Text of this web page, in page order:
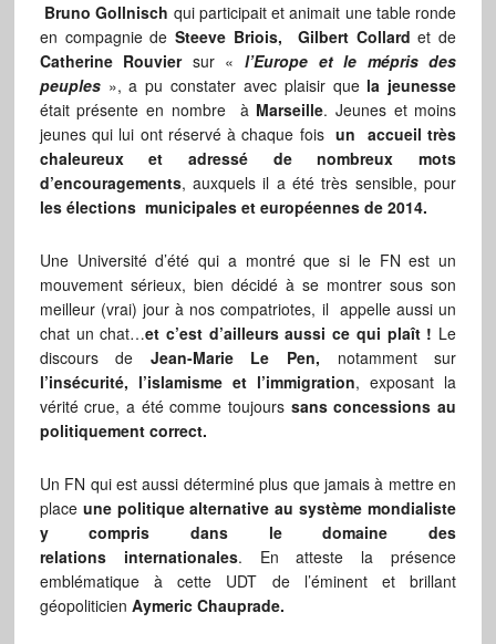
Bruno Gollnisch qui participait et animait une table ronde
en compagnie deSteeve Briois, Gilbert Collard et de
Catherine Rouviersur « l’Europe et le mépris des
peuples», a pu constater avec plaisir que la jeunesse
était présente en nombre à Marseille. Jeunes et moins
jeunes qui lui ont réservé à chaque foisun accueil très
chaleureux et adressé de nombreux mots
d’encouragements, auxquels il a été très sensible, pour
les élections municipales et européennes de 2014.
Une Université d’été qui a montré que si le FN est un
mouvement sérieux, bien décidé à se montrer sous son
meilleur (vrai) jour à nos compatriotes, il appelle aussi un
chat un chat…et c’est d’ailleurs aussi ce qui plaît ! Le
discours de Jean-Marie Le Pen, notamment sur
l’insécurité, l’islamisme et l’immigration, exposant la
vérité crue, a été comme toujours sans concessions au
politiquement correct.
Un FN qui est aussi déterminé plus que jamais à mettre en
place une politique alternative au système mondialiste
y compris dans le domaine des
relations internationales. En atteste la présence
emblématique à cette UDT de l’éminent et brillant
géopoliticien Aymeric Chauprade.